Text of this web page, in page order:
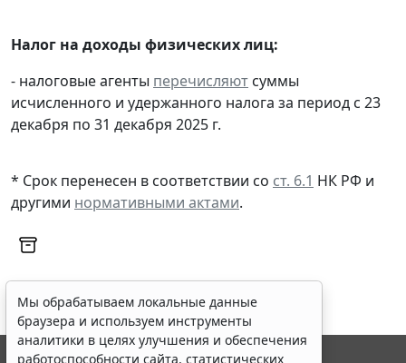
Налог на доходы физических лиц:
- налоговые агенты перечисляют суммы
исчисленного и удержанного налога за период с 23
декабря по 31 декабря 2025 г.
* Срок перенесен в соответствии со ст. 6.1 НК РФ и
другими нормативными актами.
Мы обрабатываем локальные данные
браузера и используем инструменты
аналитики в целях улучшения и обеспечения
работоспособности сайта, статистических